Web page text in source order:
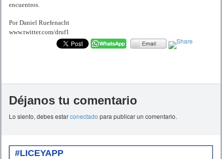
encuentros.
Por Daniel Ruefenacht
www.twitter.com/druf1
Déjanos tu comentario
Lo siento, debes estarconectado para publicar un comentario.
#LICEYAPP